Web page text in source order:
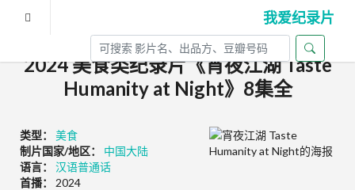
我爱纪录片
2024 美食类纪录片《宵夜江湖 Taste
Humanity at Night》8集全
类型：
美食
制片国家/地区：
中国大陆
语言：
汉语普通话
首播：
2024